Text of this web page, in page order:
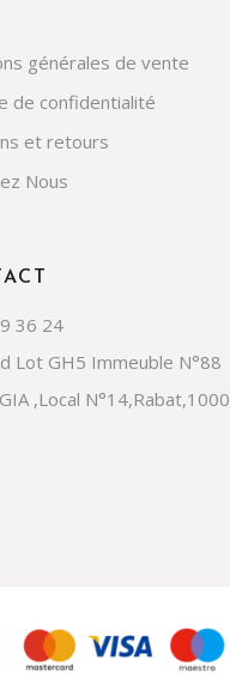
36 24
Lot GH5 Immeuble N°88
,Local N°14,Rabat,1000
générales de vente
de confidentialité
et retours
Nous